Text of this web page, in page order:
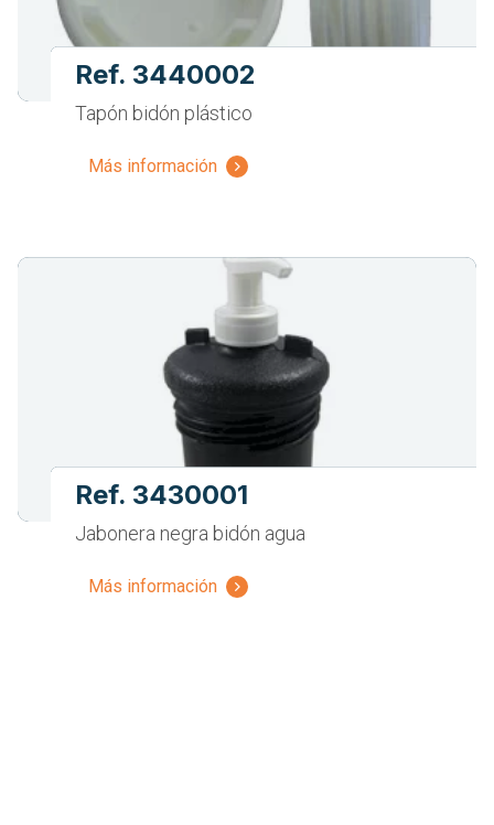
Ref. 3440002
Tapón bidón plástico
Más información
Ref. 3430001
Jabonera negra bidón agua
Más información